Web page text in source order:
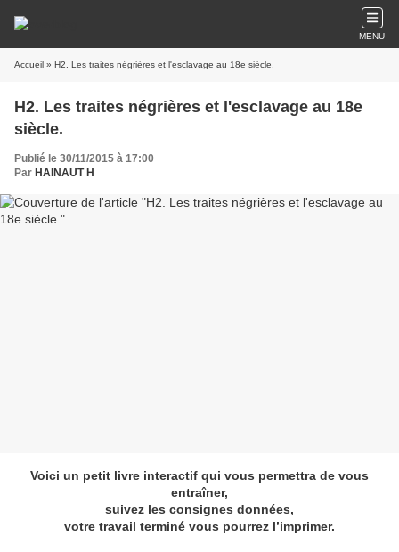
MENU
Accueil » H2. Les traites négrières et l'esclavage au 18e siècle.
H2. Les traites négrières et l'esclavage au 18e
siècle.
Publié le 30/11/2015 à 17:00
Par HAINAUT H
Voici un petit livre interactif qui vous permettra de vous
entraîner,
suivez les consignes données,
votre travail terminé vous pourrez l’imprimer.